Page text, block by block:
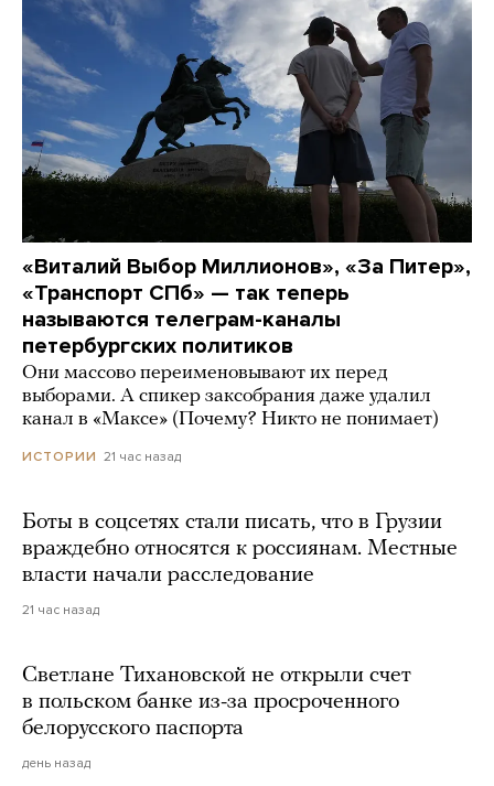
«Виталий Выбор Миллионов», «За Питер»,
«Транспорт СПб» — так теперь
называются телеграм-каналы
петербургских политиков
Они массово переименовывают их перед
выборами. А спикер заксобрания даже удалил
канал в «Максе» (Почему? Никто не понимает)
ИСТОРИИ 21 час назад
Боты в соцсетях стали писать, что в Грузии
враждебно относятся к россиянам. Местные
власти начали расследование
21 час назад
Светлане Тихановской не открыли счет
в польском банке из-за просроченного
белорусского паспорта
день назад